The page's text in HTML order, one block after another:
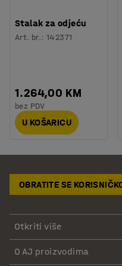
Stalak za odjeću
Art. br.:142371
1.264,00 KM
bez PDV
U KOŠARICU
OBRATITE SE
Otkriti više
O AJ proizvodima